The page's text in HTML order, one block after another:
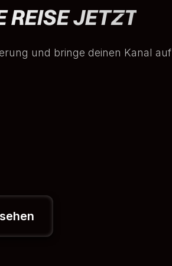
REISE JETZT
und bringe deinen Kanal auf